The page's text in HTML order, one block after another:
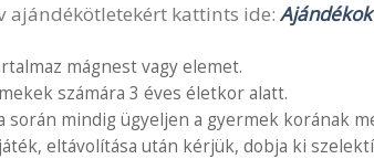
ajándékötletekért kattints ide:
mágnest vagy elemet.
számára 3 éves életkor alatt.
során mindig ügyeljen a gyermek korának
eltávolítása után kérjük, dobja ki